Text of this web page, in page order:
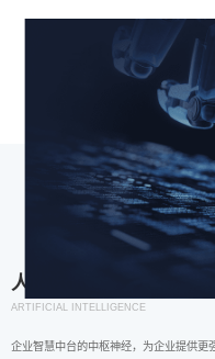
人工智能
ARTIFICIAL INTELLIGENCE
企业智慧中台的中枢神经，为企业提供更